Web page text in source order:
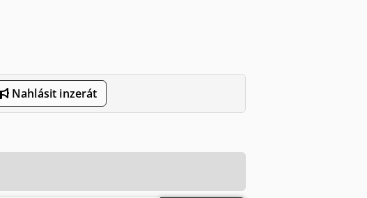
Nahlásit inzerát